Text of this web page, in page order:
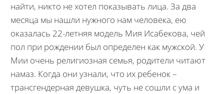
найти, никто не хотел показывать лица. За два
месяца мы нашли нужного нам человека, ею
оказалась 22-летняя модель Мия Исабекова, чей
пол при рождении был определен как мужской. У
Мии очень религиозная семья, родители читают
намаз. Когда они узнали, что их ребенок –
трансгендерная девушка, чуть не сошли с ума и